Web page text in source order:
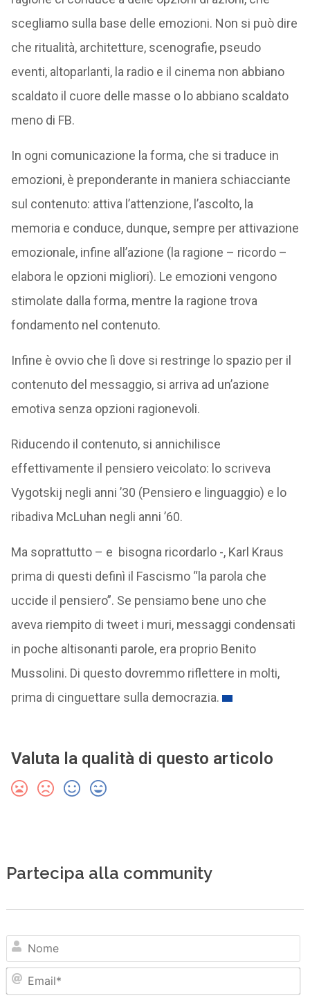
scegliamo sulla base delle emozioni. Non si può dire
che ritualità, architetture, scenografie, pseudo
eventi, altoparlanti, la radio e il cinema non abbiano
scaldato il cuore delle masse o lo abbiano scaldato
meno di FB.
In ogni comunicazione la forma, che si traduce in
emozioni, è preponderante in maniera schiacciante
sul contenuto: attiva l’attenzione, l’ascolto, la
memoria e conduce, dunque, sempre per attivazione
emozionale, infine all’azione (la ragione – ricordo –
elabora le opzioni migliori). Le emozioni vengono
stimolate dalla forma, mentre la ragione trova
fondamento nel contenuto.
Infine è ovvio che lì dove si restringe lo spazio per il
contenuto del messaggio, si arriva ad un’azione
emotiva senza opzioni ragionevoli.
Riducendo il contenuto, si annichilisce
effettivamente il pensiero veicolato: lo scriveva
Vygotskij negli anni ’30 (Pensiero e linguaggio) e lo
ribadiva McLuhan negli anni ’60.
Ma soprattutto – e bisogna ricordarlo -, Karl Kraus
prima di questi definì il Fascismo “la parola che
uccide il pensiero”. Se pensiamo bene uno che
aveva riempito di tweet i muri, messaggi condensati
in poche altisonanti parole, era proprio Benito
Mussolini. Di questo dovremmo riflettere in molti,
prima di cinguettare sulla democrazia.
Valuta la qualità di questo articolo
Partecipa alla community